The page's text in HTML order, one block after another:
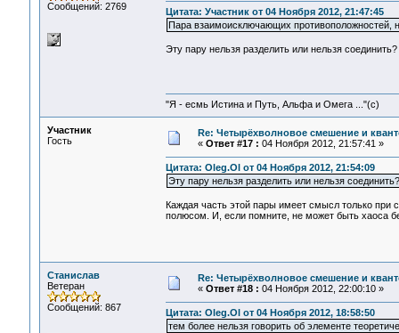
Сообщений: 2769
Цитата: Участник от 04 Ноября 2012, 21:47:45
Пара взаимоисключающих противоположностей,
Эту пару нельзя разделить или нельзя соединить?
"Я - есмь Истина и Путь, Альфа и Омега ..."(с)
Участник
Гость
Re: Четырёхволновое смешение и
« Ответ #17 : 04 Ноября 2012, 21:57:41 »
Цитата: Oleg.Ol от 04 Ноября 2012, 21:54:09
Эту пару нельзя разделить или нельзя соединить?
Каждая часть этой пары имеет смысл только при
полюсом. И, если помните, не может быть хаоса
Станислав
Ветеран
Сообщений: 867
Re: Четырёхволновое смешение и
« Ответ #18 : 04 Ноября 2012, 22:00:10 »
Цитата: Oleg.Ol от 04 Ноября 2012, 18:58:50
тем более нельзя говорить об элементе